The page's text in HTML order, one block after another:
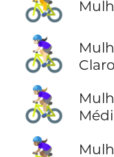
🚴🏻‍♀️
Claro
🚴🏼‍♀️